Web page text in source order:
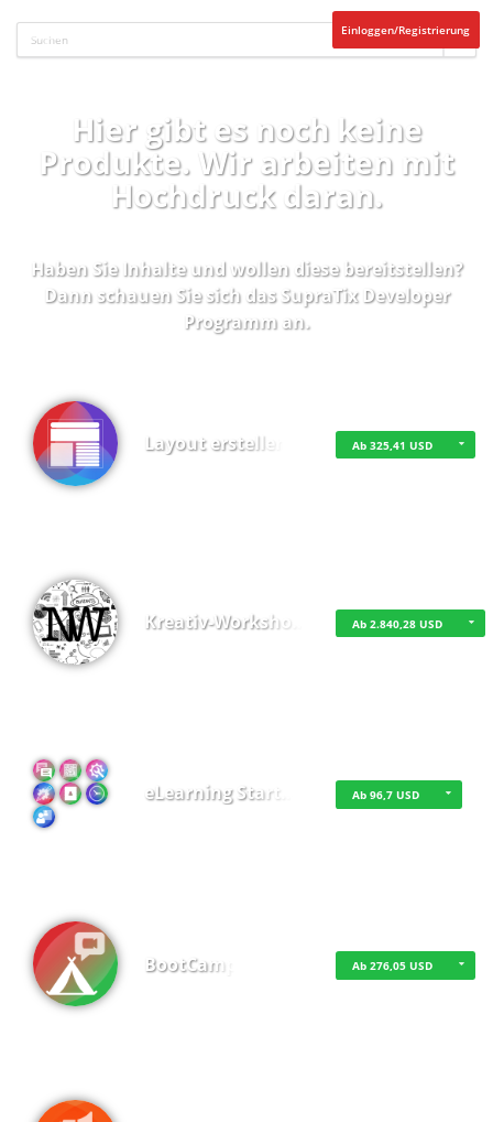
Einloggen/Registrierung
Hier gibt es noch keine
Produkte. Wir arbeiten mit
Hochdruck daran.
Haben Sie Inhalte und wollen diese bereitstellen?
Dann schauen Sie sich das SupraTix Developer
Programman.
Layout erstellen Ab 325,41 USD
Kreativ-Worksho… Ab 2.840,28 USD
eLearning Start… Ab 96,7 USD
BootCamp Ab 276,05 USD